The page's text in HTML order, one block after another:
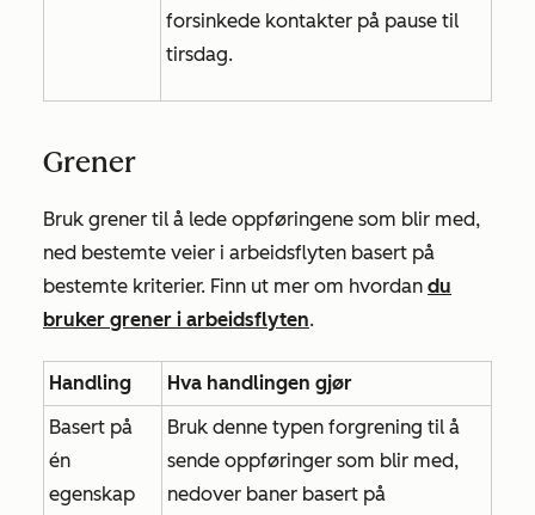
forsinkede kontakter på pause til
tirsdag.
Grener
Bruk grener til å lede oppføringene som blir med,
ned bestemte veier i arbeidsflyten basert på
bestemte kriterier. Finn ut mer om hvordan du
bruker grener i arbeidsflyten.
Handling
Hva handlingen gjør
Basert på
én
egenskap
Bruk denne typen forgrening til å
sende oppføringer som blir med,
nedover baner basert på